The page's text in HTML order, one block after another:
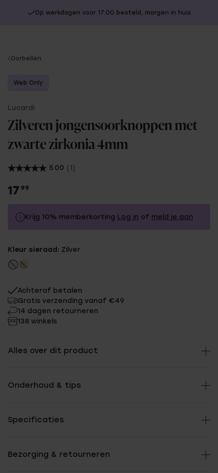
Op werkdagen voor 17:00 besteld, morgen in huis
You
here:
Oorbellen
Web Only
Lucardi
Zilveren jongensoorknoppen met
zwarte zirkonia 4mm
5.00 (1)
17 99
Krijg 10% memberkorting Log in of meld je aan
Zonder memberkorting
Kleur sieraad: Zilver
Achteraf betalen
Gratis verzending vanaf €49
14 dagen retourneren
138 winkels
Alles over dit product
Onderhoud & tips
Specificaties
Bezorging & retourneren